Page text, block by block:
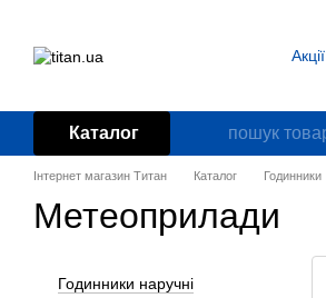
Акції
Каталог
Інтернет магазин Титан Каталог Годинники
Метеоприлади
Годинники наручні